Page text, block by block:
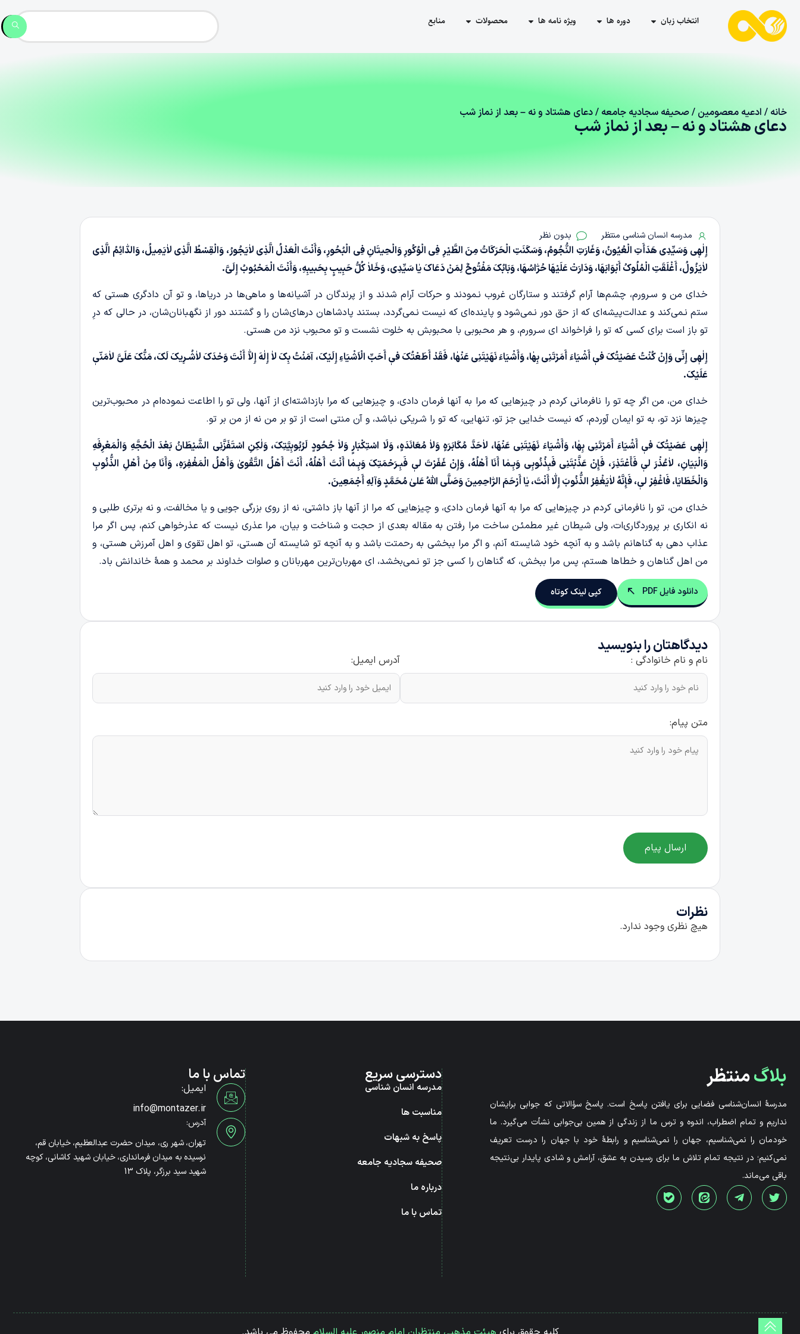
انتخاب زبان دوره ها ویژه نامه ها محصولات منابع
خانه / ادعیه معصومین /صحیفه سجادیه جامعه / دعای هشتاد و نه – بعد از نماز شب
دعای هشتاد و نه – بعد از نماز شب
مدرسه انسان شناسی منتظر بدون نظر
إِلٰهٖی وَسَیِّدِی هَدَأَتِ الْعُیُونُ، وَغَارَتِ النُّجُومُ، وَسَکَنَتِ الْحَرَکَاتُ مِنَ الطَّیْرِ فِی الْوُکُورِ وَالْحِیتَانِ فِی الْبُحُورِ، وَأَنْتَ الْعَدْلُ الَّذِی لاٰیَجُورُ، وَالْقِسْطُ الَّذِی لاٰیَمِیلُ، وَالدّٰائِمُ الَّذِی
لاٰیَزُولُ، أَغْلَقَتِ الْمُلُوکُ أَبْوَابَهَا، وَدَارَتْ عَلَیْهَا حُرّٰاسُهَا، وَبَابُکَ مَفْتُوحٌ لِمَنْ دَعَاکَ یٰا سَیِّدِی، وَخَلاٰ کُلُّ حَبِیبٍ بِحَبیبِهِ، وَأَنْتَ الْمَحْبُوبُ إِلَیَّ.
خدای من و سـرورم، چشم‌ها آرام گرفتند و ستارگان غروب نـمودند و حرکات آرام شدند و از پرندگان در آشیانه‌ها و ماهی‌ها در دریاها، و تو آن دادگری هستی که
ستم نـمی‌کند و عدالت‌پیشه‌ای که از حق دور نـمی‌شود و پاینده‌ای که نیست نـمی‌گردد، بستند پادشاهان درهای‌شان را و گشتند دور از نگهبانان‌شان، در حالی که درِ
تو باز است برای کسی که تو را فراخواند ای سـرورم، و هر محبوبی با محبوبش به خلوت نشست و تو محبوب نزد من هستی.
إِلٰهٖی إِنِّی وَإِنْ کُنْتُ عَصَیْتُکَ فیٖ أَشْیَاءَ أَمَرْتَنِی بِهٰا، وَأَشْیَاءَ نَهَیْتَنِی عَنْهٰا، فَقَدْ أَطَعْتُکَ فیٖ أَحَبِّ الْاَشْیَاءِ إِلَیْکَ، آمَنْتُ بِکَ لاٰ إِلٰهَ إِلاّٰ أَنْتَ وَحْدَکَ لاٰشُـرِیکَ لَکَ، مَنُّکَ عَلَیَّ لاٰمَنّیٖ
عَلَیْکَ.
خدای من، من اگر چه تو را نافرمانی کردم در چیزهایی که مرا به آنها فرمان دادی، و چیزهایی که مرا بازداشته‌ای از آنها، ولی تو را اطاعت نـموده‌ام در محبوب‌ترین
چیزها نزد تو، به تو ایمان آوردم، که نیست خدایی جز تو، تنهایی، که تو را شـریکی نباشد، و آن منتی است از تو بر من نه از من بر تو.
إِلٰهٖی عَصَیْتُکَ فیٖ أَشْیَاءَ أَمَرْتَنِی بِهٰا، وَأَشْیَاءَ نَهَیْتَنِی عَنْهَا، لاٰحَدَّ مُکَابَرَهٍ وَلاٰ مُعَانَدَهٍ، وَلَا اسْتِکْبَارٍ وَلاٰ جُحُودٍ لَرُبُوبِیَّتِکَ، وَلٰکِنِ اسْتَفَزَّنِی الشَّیْطَانُ بَعْدَ الْحُجَّهِ وَالْمَعْرِفَهِ
وَالْبَیَانِ، لاٰعُذْرَ لیٖ فَأَعْتَذِرَ، فَإِنْ عَذَّبْتَنِی فَبِذُنُوبِی وَبِـمٰا أَنَا أَهْلُهُ، وَإِنْ غَفَرْتَ لیٖ فَبِـرَحْمَتِکَ وَبِـمٰا أَنْتَ أَهْلُهُ، أَنْتَ أَهْلُ التَّقْوىٰ وَأَهْلُ الْمَغْفِرَهِ، وَأَنَا مِنْ أَهْلِ الذُّنُوبِ
وَالْخَطَایَا، فَاغْفِرْ لیٖ، فَإِنَّهُ لاٰیَغْفِرُ الذُّنُوبَ إِلّٰا أَنْتَ، یٰا أَرْحَمَ الرّٰاحِمِینَ وَصَلَّی اللّٰهُ عَلیٰ مُحَمَّدٍ وَآلِهِ أَجْمَعِینَ.
خدای من، تو را نافرمانی کردم در چیزهایی که مرا به آنها فرمان دادی، و چیزهایی که مرا از آنها باز داشتی، نه از روی بزرگی جویی و یا مخالفت، و نه برتری طلبی و
نه انکاری بر پروردگاری‌ات، ولی شیطان غیر مطمئـن ساخت مرا رفتن به مقاله بعدی از حجت و شناخت و بیان، مرا عذری نیست که عذرخواهی کنم، پس اگر مرا
عذاب دهی به گناهانم باشد و به آنچه خود شایسته آنم، و اگر مرا ببخشی به رحمتت باشد و به آنچه تو شایسته آن هستی، تو اهل تقوی و اهل آمرزش هستی، و
من اهل گناهان و خطاها هستم، پس مرا ببخش، که گناهان را کسی جز تو نـمی‌بخشد، ای مهربان‌ترین مهربانان و صلوات خداوند بر محمد و همۀ خاندانش باد.
دانلود فایل PDF کپی لینک کوتاه
دیدگاهتان را بنویسید
نام و نام خانوادگی : آدرس ایمیل:
متن پیام:
ارسال پیام
نظرات
هیچ نظری وجود ندارد.
بلاگمنتظر
مدرسۀ انسان‌شناسی فضایی برای یافتن پاسخ است. پاسخ سؤالاتی که جوابی برایشان
نداریم و تمام اضطراب، اندوه و ترس ما از زندگی از همین بی‌جوابی نشأت می‌گیرد. ما
خودمان را نمی‌شناسیم، جهان را نمی‌شناسیم و رابطۀ خود با جهان را درست تعریف
نمی‌کنیم؛ در نتیجه تمام تلاش ما برای رسیدن به عشق، آرامش و شادی پایدار بی‌نتیجه
باقی می‌ماند.
دسترسی سریع
مدرسه انسان شناسی
مناسبت ها
پاسخ به شبهات
صحیفه سجادیه جامعه
درباره ما
تماس با ما
تماس با ما
ایمیل:
info@montazer.ir
آدرس:
تهران، شهر ری، میدان حضرت عبدالعظیم، خیابان قم،
نرسیده به میدان فرمانداری، خیابان شهید کاشانی، کوچه
شهید سید برزگر، پلاک 13